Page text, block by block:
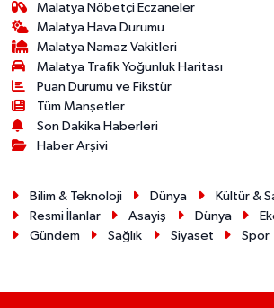
Malatya Nöbetçi Eczaneler
Malatya Hava Durumu
Malatya Namaz Vakitleri
Malatya Trafik Yoğunluk Haritası
Puan Durumu ve Fikstür
Tüm Manşetler
Son Dakika Haberleri
Haber Arşivi
Bilim & Teknoloji Dünya
Kültür &
Resmi İlanlar
Asayiş Dünya
Gündem
Sağlık Siyaset Spor